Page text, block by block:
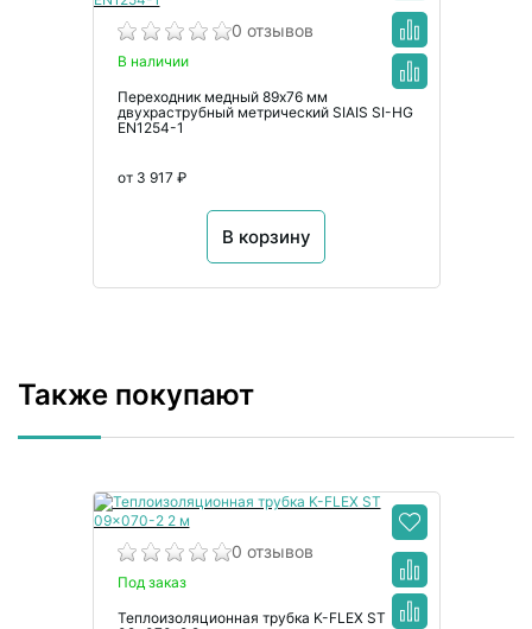
0 отзывов
В наличии
Переходник медный 89х76 мм
двухраструбный метрический SIAIS SI-HG
EN1254-1
от 3 917 ₽
В корзину
Также покупают
0 отзывов
Под заказ
Теплоизоляционная трубка K-FLEX ST